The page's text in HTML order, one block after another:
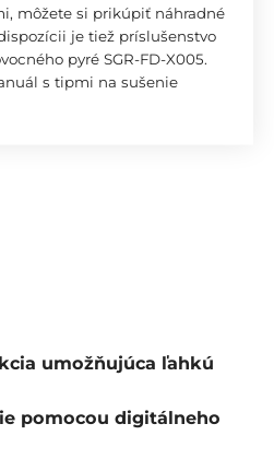
môžete si prikúpiť náhradné
je tiež príslušenstvo
pyré SGR-FD-X005.
s tipmi na sušenie
umožňujúca ľahkú
pomocou digitálneho